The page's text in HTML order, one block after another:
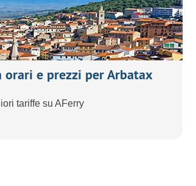
orari e prezzi per Arbatax
tariffe su AFerry